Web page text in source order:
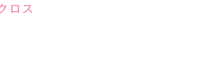
ロス